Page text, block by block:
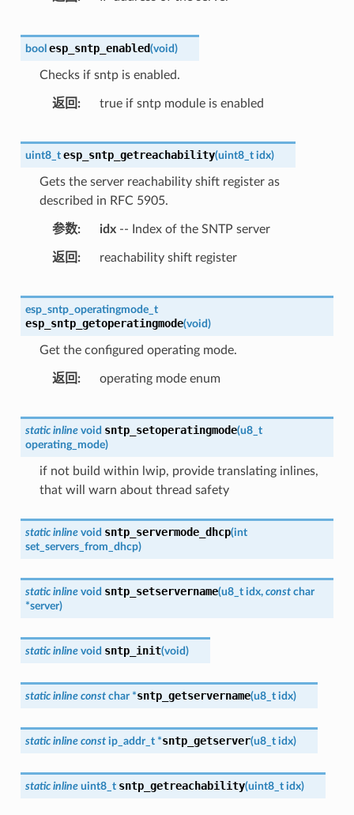
bool esp_sntp_enabled(void)
Checks if sntp is enabled.
返回 true if sntp module is enabled
uint8_t esp_sntp_getreachability(uint8_t idx)
Gets the server reachability shift register as
described in RFC 5905.
参数 idx-- Index of the SNTP server
返回 reachability shift register
esp_sntp_operatingmode_t
esp_sntp_getoperatingmode(void)
Get the configured operating mode.
返回 operating mode enum
static inline void sntp_setoperatingmode(u8_t
operating_mode)
if not build within lwip, provide translating inlines,
that will warn about thread safety
static inline void sntp_servermode_dhcp(int
set_servers_from_dhcp)
static inline void sntp_setservername(u8_t idx, const char
*server)
static inline void sntp_init(void)
static inline const char *sntp_getservername(u8_t idx)
static inline const ip_addr_t *sntp_getserver(u8_t idx)
static inline uint8_t sntp_getreachability(uint8_t idx)